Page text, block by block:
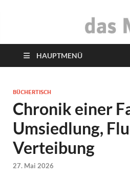
das
HAUPTMENÜ
BÜCHERTISCH
Chronik einer
Umsiedlung,
Verteibung
27. Mai 2026